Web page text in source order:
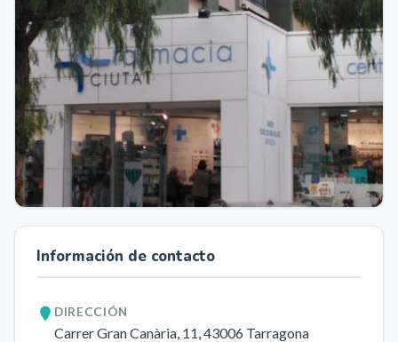
Información de contacto
DIRECCIÓN
Carrer Gran Canària, 11, 43006 Tarragona